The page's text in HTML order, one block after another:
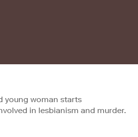
young woman starts
in lesbianism and murder.